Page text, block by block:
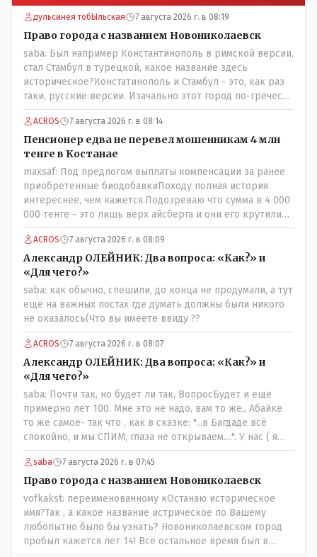
дульсинея тобЫльская 7 августа 2026 г. в 08:19
Право города с названием Новониколаевск
saba: Был например Константинополь в римской версии,
стал Стамбул в турецкой, какое название здесь
историческое?Констатинополь и Стамбул - это, как раз
таки, русские версии. Изачально этот город по-гречески
назывался Бизантиов, а на латыни - Бизантинум. Потом
он стал Константинополисом. Турки до 1930 года
назваали его Константиние. И лишь в 1930 году
переименовали в Истанбул.
ACROS 7 августа 2026 г. в 08:14
Пенсионер едва не перевел мошенникам 4 млн
тенге в Костанае
maxsaf: Под предлогом выплаты компенсации за ранее
приобретенные биодобавкиПоходу полная история
интереснее, чем кажется.Подозреваю что сумма в 4 000
000 тенге - это лишь верх айсберга и они его крутили
по полной за эти биодобавки.
ACROS 7 августа 2026 г. в 08:09
Александр ОЛЕЙНИК: Два вопроса: «Как?» и
«Для чего?»
saba: как обычно, спешили, до конца не продумали, а тут
ещё на важных постах где думать должны были никого
не оказалось(Что вы имеете ввиду ??
ACROS 7 августа 2026 г. в 08:07
Александр ОЛЕЙНИК: Два вопроса: «Как?» и
«Для чего?»
saba: Почти так, но будет ли так, ВопросБудет и ещё
примерно лет 100. Мне это не надо, вам то же,, Абайке
то же самое- так что , как в сказке: "...в Багдаде всё
спокойно, и мы СПИМ, глаза не открываем....". У нас ( я
сужу лично и это моё мнение- может ошибочное, но это
моё личное) менталитет такой - спокойный и
пофигистский, в генах и в крови уважение и почтение к
старшим ( под старшим надо понимать - по возрасту, по
социальному положению, по богатству, по родословной
и так далее) передающиее с молоком матери. Не зря же
принято: - старший род из Младшего Жуза подчиняется
и уважает младший род из Среднего Жуза, и старший
saba 7 августа 2026 г. в 07:45
Право города с названием Новониколаевск
vofkakst: переименованному кОстанаю историческое
имя?Так , а какое название истрическое по Вашему
любопытно было бы узнать? Новониколаевском город
пробыл кажется лет 14! Всё остальное время был в